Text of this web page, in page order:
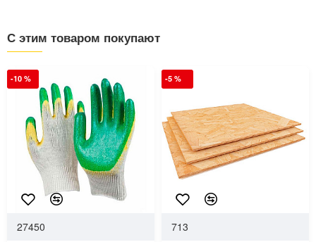
С этим товаром покупают
-10 %
27450
-5 %
713